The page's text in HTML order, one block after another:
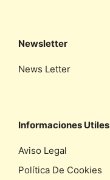
Newsletter
News Letter
Informaciones Utiles
Aviso Legal
Política De Cookies